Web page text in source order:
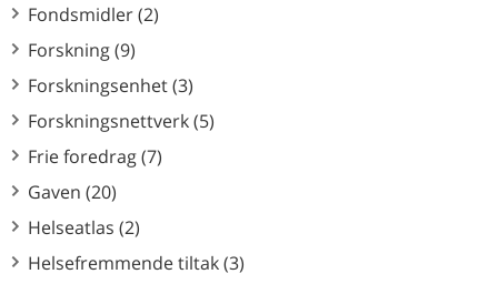
Fondsmidler (2)
Forskning (9)
Forskningsenhet (3)
Forskningsnettverk (5)
Frie foredrag (7)
Gaven (20)
Helseatlas (2)
Helsefremmende tiltak (3)